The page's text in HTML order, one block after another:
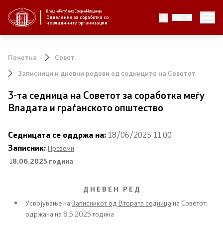
Влада на Република Северна Македонија
Одделение за соработка со
невладините организации
MK
За нас
Новости
Јавни повици
Стратегии по години
Спроведување на стратегија
Почетна
Совет
Записници и дневни редови од седниците на Советот
3-та седница на Советот за соработка меѓу
Владата и граѓанското општество
Седницата се оддржа на: 18/06/2025 11:00
Записник: Преземи
18.06.2025 година
Д Н Е В Е Н Р Е Д
Усвојување на Записникот од Втората седница на Советот,
одржана на 8.5.2025 година